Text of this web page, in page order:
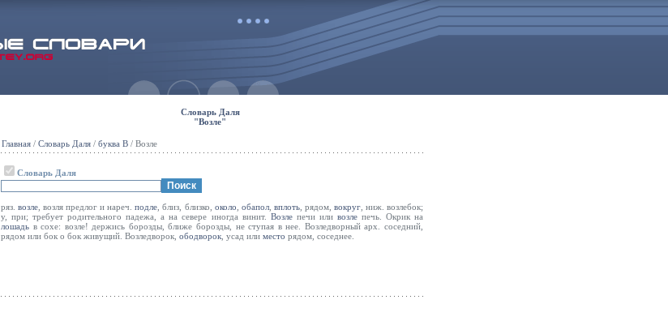
Словарь Даля
"Возле"
Главная / Словарь Даля / буква В / Возле
Словарь Даля
ряз.возле , возля предлог и нареч.подле , близ, близко, около обапол, вплоть, рядом, вокруг, ниж. возлебок;
у, при; требует родительного падежа, а на севере иногда винит. Возлепечи или возлепечь. Окрик на
лошадь в сохе: возле! держись борозды, ближе борозды, не ступая в нее. Возледворный арх. соседний,
рядом или бок о бок живущий. Возледворок, ободворок , усад или место рядом, соседнее.